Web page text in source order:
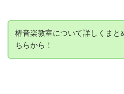
椿音楽教室について詳しくまと
ちらから！